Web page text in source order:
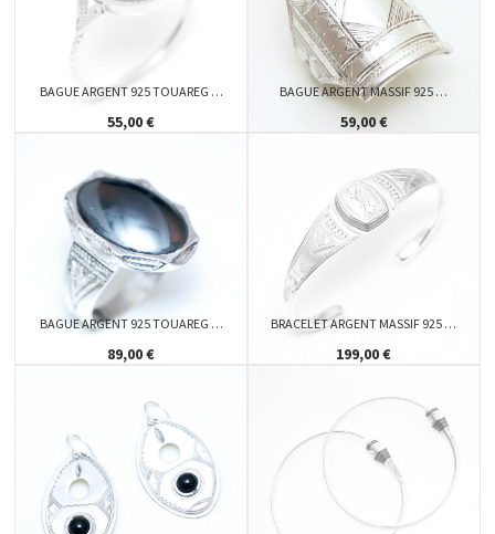
BAGUE ARGENT 925 TOUAREG …
55,00 €
BAGUE ARGENT MASSIF 925 …
59,00 €
BAGUE ARGENT 925 TOUAREG …
89,00 €
BRACELET ARGENT MASSIF 925 …
199,00 €